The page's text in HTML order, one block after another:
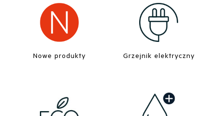
Nowe produkty Grzejnik elektryczny